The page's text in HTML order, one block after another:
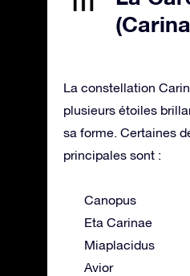
La constellation
plusieurs étoiles
sa forme. Certaines
principales sont :
Canopus
Eta Carinae
Miaplacidus
Avior